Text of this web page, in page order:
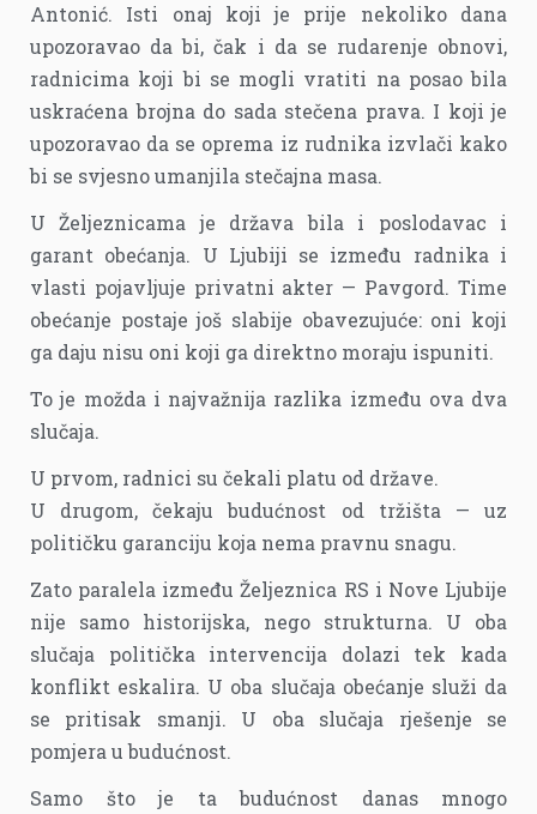
Antonić. Isti onaj koji je prije nekoliko dana
upozoravao da bi, čak i da se rudarenje obnovi,
radnicima koji bi se mogli vratiti na posao bila
uskraćena brojna do sada stečena prava. I koji je
upozoravao da se oprema iz rudnika izvlači kako
bi se svjesno umanjila stečajna masa.
U Željeznicama je država bila i poslodavac i
garant obećanja. U Ljubiji se između radnika i
vlasti pojavljuje privatni akter — Pavgord. Time
obećanje postaje još slabije obavezujuće: oni koji
ga daju nisu oni koji ga direktno moraju ispuniti.
To je možda i najvažnija razlika između ova dva
slučaja.
U prvom, radnici su čekali platu od države.
U drugom, čekaju budućnost od tržišta — uz
političku garanciju koja nema pravnu snagu.
Zato paralela između Željeznica RS i Nove Ljubije
nije samo historijska, nego strukturna. U oba
slučaja politička intervencija dolazi tek kada
konflikt eskalira. U oba slučaja obećanje služi da
se pritisak smanji. U oba slučaja rješenje se
pomjera u budućnost.
Samo što je ta budućnost danas mnogo